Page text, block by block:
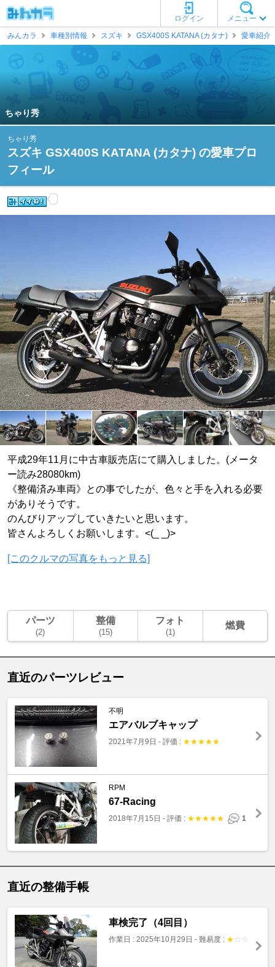
メニュー
ログイン
みんカラ
車種別情報 スズキ GSX400S KATANA (カタナ) 愛車紹介
ちゃり秀
ちゃり秀
スズキ GSX400S KATANA (カタナ) の愛車プロ
フィール
平成29年11月に中古車販売店にて購入しました。(メータ
ー読み28080km)
《整備済み車両》との事でしたが、色々と手を入れる必要
がありそうです。
のんびりアップしていきたいと思います。
皆さんよろしくお願いします。<(_ _)>
[このクルマの写真をもっと見る]
パーツ
(2)
整備
(15)
フォト
(1)
燃費
直近のパーツレビュー
不明
エアバルブキャップ
2021年7月9日 - 評価 : ★★★★★
RPM
67-Racing
2018年7月15日 - 評価 : ★★★★★ 1
直近の整備手帳
車検完了（4回目）
作業日 : 2025年10月29日 - 難易度 : ★ ☆ ☆